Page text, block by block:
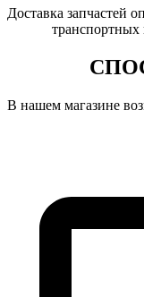
Доставка запчастей
транспортных
В нашем магазине